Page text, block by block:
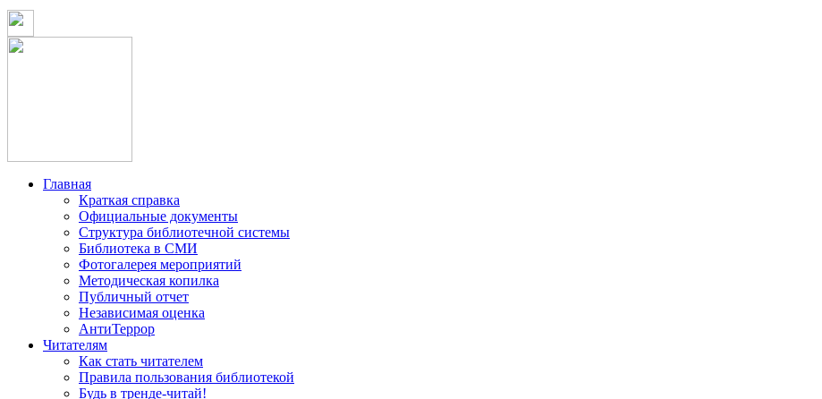
Главная
Краткая справка
Официальные документы
Структура библиотечной системы
Библиотека в СМИ
Фотогалерея мероприятий
Методическая копилка
Публичный отчет
Независимая оценка
АнтиТеррор
Читателям
Как стать читателем
Правила пользования библиотекой
Будь в тренде-читай!